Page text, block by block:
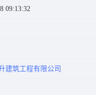
09:13:32
建筑工程有限公司